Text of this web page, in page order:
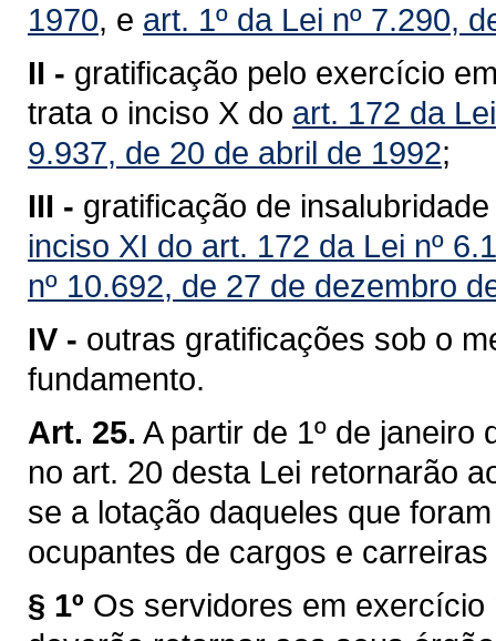
1970, e art. 1º da Lei nº 7.290,
II - gratificação pelo exercício
trata o inciso X do art. 172 da
9.937, de 20 de abril de 1992;
III - gratificação de
inciso XI do art. 172 da Lei nº
nº 10.692, de 27 de dezembro
IV - outras gratificações sob o
fundamento.
Art. 25. A partir de 1º de
no art. 20 desta Lei retornarão
se a lotação daqueles que
ocupantes de cargos e
§ 1º Os servidores em